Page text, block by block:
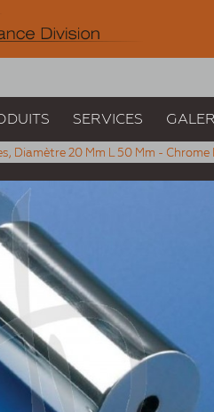
SERVICES
Diamètre 20 Mm L 50 Mm - Chrome